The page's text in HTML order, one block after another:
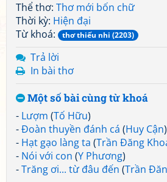
Thể thơ: Thơ mới bốn chữ
Thời kỳ: Hiện đại
Từ khoá:
thơ thiếu nhi (2203)
Trả lời
In bài thơ
Một số bài cùng từ khoá
- Lượm (Tố Hữu)
-Đoàn thuyền đánh cá (Huy Cận)
- Hạt gạo làng ta (Trần Đăng
- Nói với con (Y Phương)
-Trăng ơi... từ đâu đến (Trần